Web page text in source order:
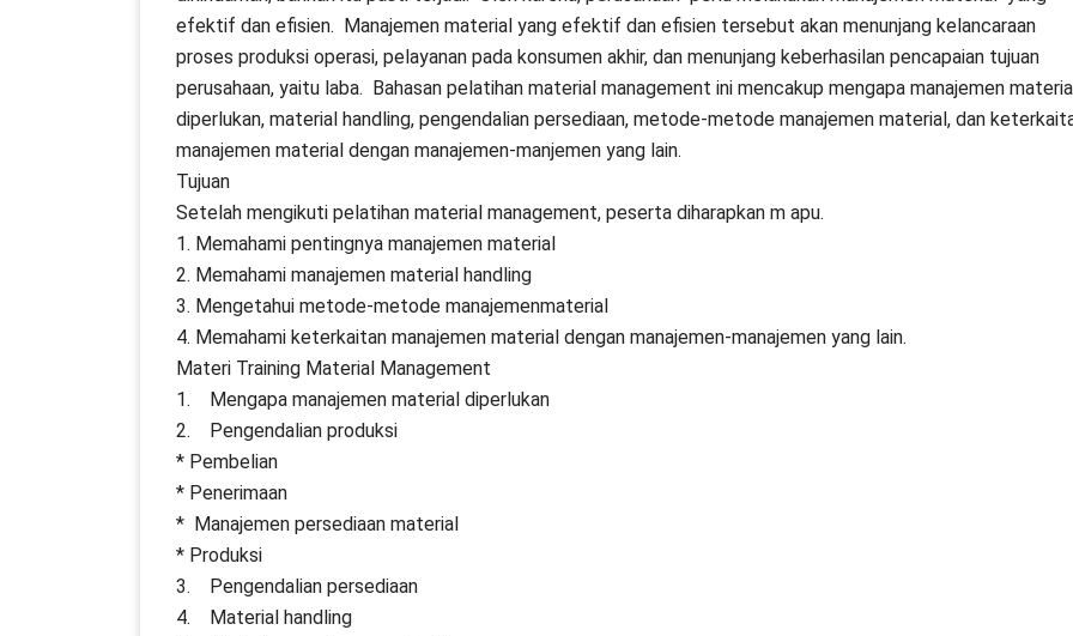
efektif dan efisien. Manajemen material yang efektif dan efisien tersebut akan menunjang kelancaraan
proses produksi operasi, pelayanan pada konsumen akhir, dan menunjang keberhasilan pencapaian tujuan
perusahaan, yaitu laba. Bahasan pelatihan material management ini mencakup mengapa manajemen
diperlukan, material handling, pengendalian persediaan, metode-metode manajemen material, dan
manajemen material dengan manajemen-manjemen yang lain.
Tujuan
Setelah mengikuti pelatihan material management, peserta diharapkan m apu.
1. Memahami pentingnya manajemen material
2. Memahami manajemen material handling
3. Mengetahui metode-metode manajemenmaterial
4. Memahami keterkaitan manajemen material dengan manajemen-manajemen yang lain.
Materi Training Material Management
1. Mengapa manajemen material diperlukan
2. Pengendalian produksi
* Pembelian
* Penerimaan
* Manajemen persediaan material
* Produksi
3. Pengendalian persediaan
4. Material handling